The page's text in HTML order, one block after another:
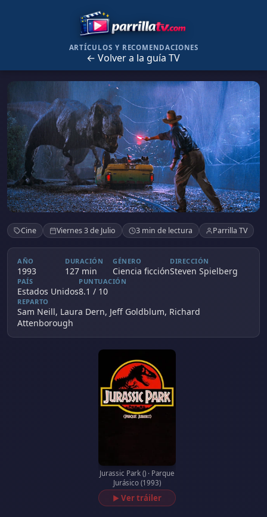
ARTÍCULOS Y RECOMENDACIONES
← Volver a la guía TV
Jurassic Park () · Parque Jurásico
Cine Viernes 3 de Julio 3 min de lectura Parrilla TV
AÑO
1993
DURACIÓN
127 min
GÉNERO
Ciencia ficción
DIRECCIÓN
Steven Spielberg
PAÍS
Estados Unidos
PUNTUACIÓN
8.1 / 10
REPARTO
Sam Neill, Laura Dern, Jeff Goldblum, Richard
Attenborough
Jurassic Park () · Parque
Jurásico (1993)
▶ Ver tráiler